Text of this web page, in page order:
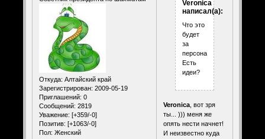
Откуда: Алтайский край
Зарегистрирован: 2009-05-19
Приглашений: 0
Сообщений: 2819
Уважение: [+359/-0]
Позитив: [+1063/-0]
Пол: Женский
Veronica
написал(а):
Что это
будет
за
персонаж?
Есть
идеи?
Veronica, вот зря
ты... ))) меня же
опять нести начнет!
И неизвестно куда